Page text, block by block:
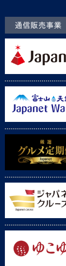
通信販売事業